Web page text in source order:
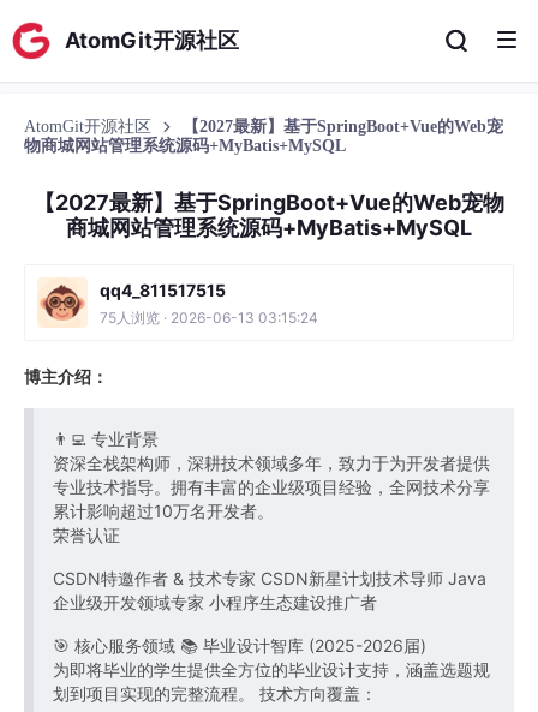
AtomGit开源社区
AtomGit开源社区
【2027最新】基于SpringBoot+Vue的Web宠
物商城网站管理系统源码+MyBatis+MySQL
【2027最新】基于SpringBoot+Vue的Web宠物
商城网站管理系统源码+MyBatis+MySQL
qq4_811517515
75人浏览 · 2026-06-13 03:15:24
博主介绍：
👨‍💻 专业背景
资深全栈架构师，深耕技术领域多年，致力于为开发者提供
专业技术指导。拥有丰富的企业级项目经验，全网技术分享
累计影响超过10万名开发者。
荣誉认证
CSDN特邀作者 & 技术专家 CSDN新星计划技术导师 Java
企业级开发领域专家 小程序生态建设推广者
🎯 核心服务领域 📚 毕业设计智库 (2025-2026届)
为即将毕业的学生提供全方位的毕业设计支持，涵盖选题规
划到项目实现的完整流程。 技术方向覆盖：